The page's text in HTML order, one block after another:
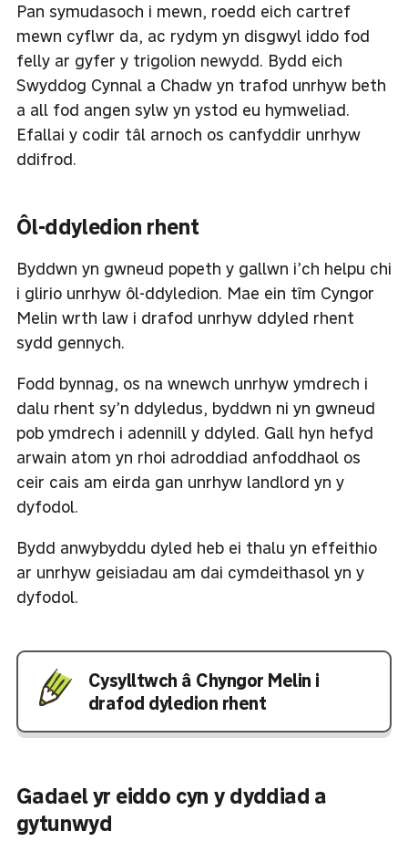
Pan symudasoch i mewn, roedd eich cartref
mewn cyflwr da, ac rydym yn disgwyl iddo fod
felly ar gyfer y trigolion newydd. Bydd eich
Swyddog Cynnal a Chadw yn trafod unrhyw beth
a all fod angen sylw yn ystod eu hymweliad.
Efallai y codir tâl arnoch os canfyddir unrhyw
ddifrod.
Ôl-ddyledion rhent
Byddwn yn gwneud popeth y gallwn i’ch helpu chi
i glirio unrhyw ôl-ddyledion. Mae ein tîm Cyngor
Melin wrth law i drafod unrhyw ddyled rhent
sydd gennych.
Fodd bynnag, os na wnewch unrhyw ymdrech i
dalu rhent sy’n ddyledus, byddwn ni yn gwneud
pob ymdrech i adennill y ddyled. Gall hyn hefyd
arwain atom yn rhoi adroddiad anfoddhaol os
ceir cais am eirda gan unrhyw landlord yn y
dyfodol.
Bydd anwybyddu dyled heb ei thalu yn effeithio
ar unrhyw geisiadau am dai cymdeithasol yn y
dyfodol.
Cysylltwch â Chyngor Melin i
drafod dyledion rhent
Gadael yr eiddo cyn y dyddiad a
gytunwyd